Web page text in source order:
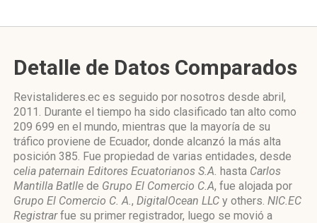
Detalle de Datos Comparados
Revistalideres.ec es seguido por nosotros desde abril,
2011. Durante el tiempo ha sido clasificado tan alto como
209 699 en el mundo, mientras que la mayoría de su
tráfico proviene de Ecuador, donde alcanzó la más alta
posición 385. Fue propiedad de varias entidades, desde
celia paternain Editores Ecuatorianos S.A. hasta Carlos
Mantilla Batlle de Grupo El Comercio C.A, fue alojada por
Grupo El Comercio C. A., DigitalOcean LLC y others. NIC.EC
Registrarfue su primer registrador, luego se movió a